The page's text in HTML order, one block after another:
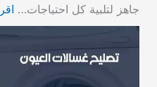
جاهز لتلبية كل احتياجات…